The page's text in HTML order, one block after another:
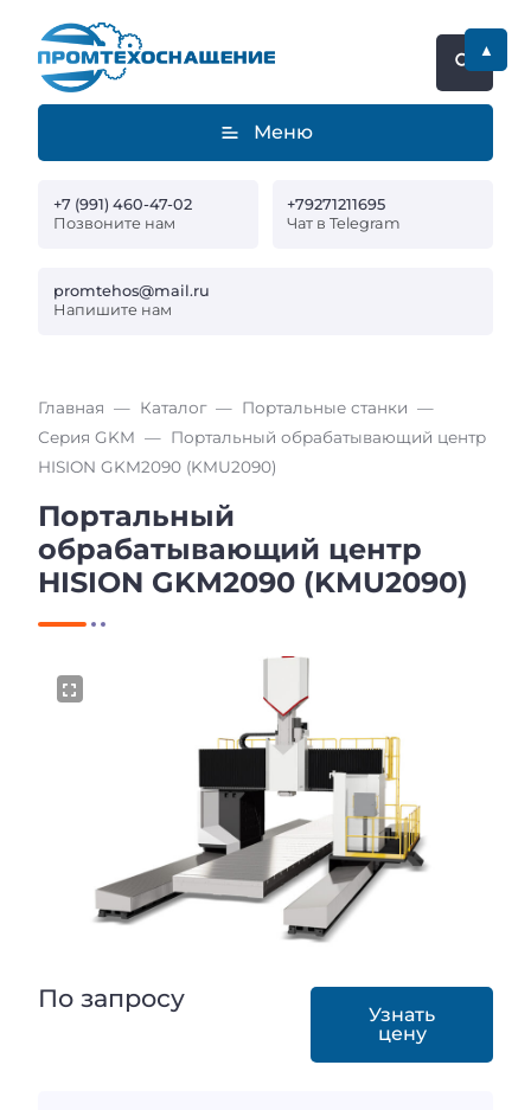
Меню
+7 (991) 460-47-02
Позвоните нам
+79271211695
Чат в Telegram
promtehos@mail.ru
Напишите нам
Главная Каталог
Портальные станки
Серия GKM
Портальный обрабатывающий центр
HISION GKM2090 (KMU2090)
Портальный
обрабатывающий центр
HISION GKM2090 (KMU2090)
По запросу
Узнать
цену
▲